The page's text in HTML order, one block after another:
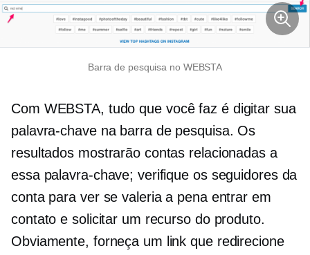
Barra de pesquisa no WEBSTA
Com WEBSTA, tudo que você faz é digitar sua
palavra-chave na barra de pesquisa. Os
resultados mostrarão contas relacionadas a
essa palavra-chave; verifique os seguidores da
conta para ver se valeria a pena entrar em
contato e solicitar um recurso do produto.
Obviamente, forneça um link que redirecione